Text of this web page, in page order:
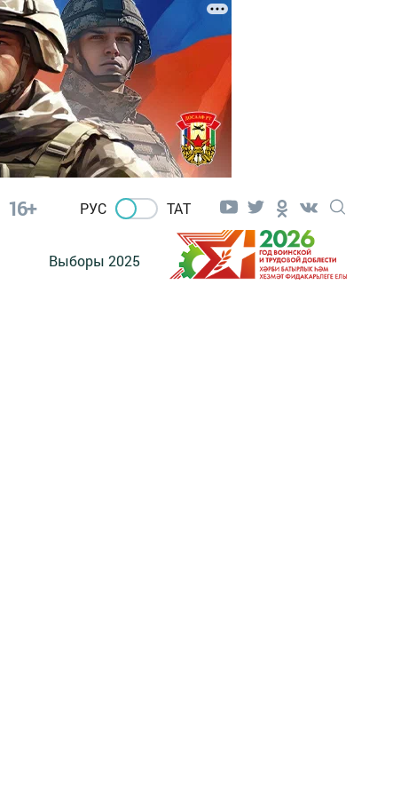
16+ РУС ТАТ
Выборы 2025